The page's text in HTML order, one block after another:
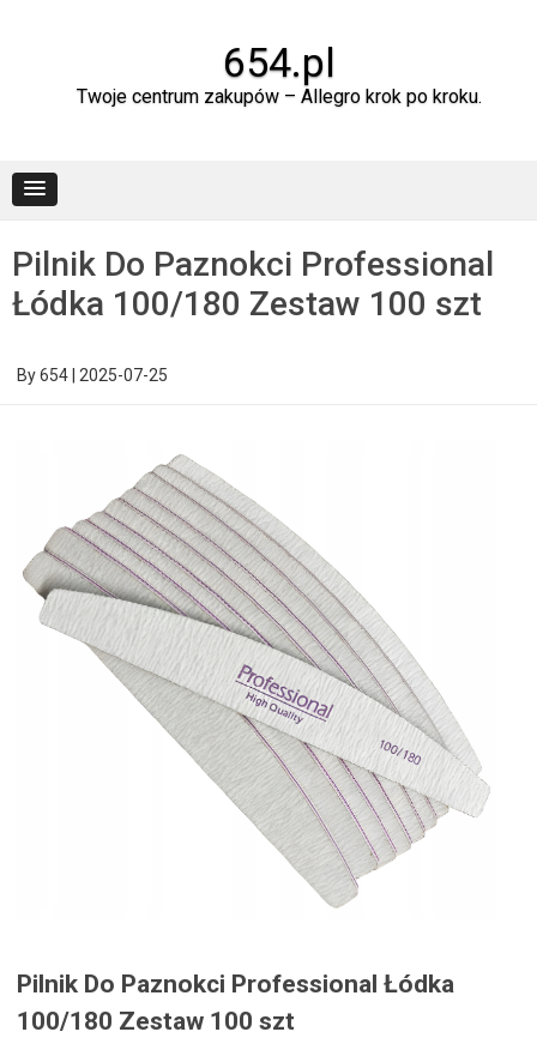
654.pl
Twoje centrum zakupów – Allegro krok po kroku.
Pilnik Do Paznokci Professional
Łódka 100/180 Zestaw 100 szt
By654 2025-07-25
Pilnik Do Paznokci Professional Łódka
100/180 Zestaw 100 szt